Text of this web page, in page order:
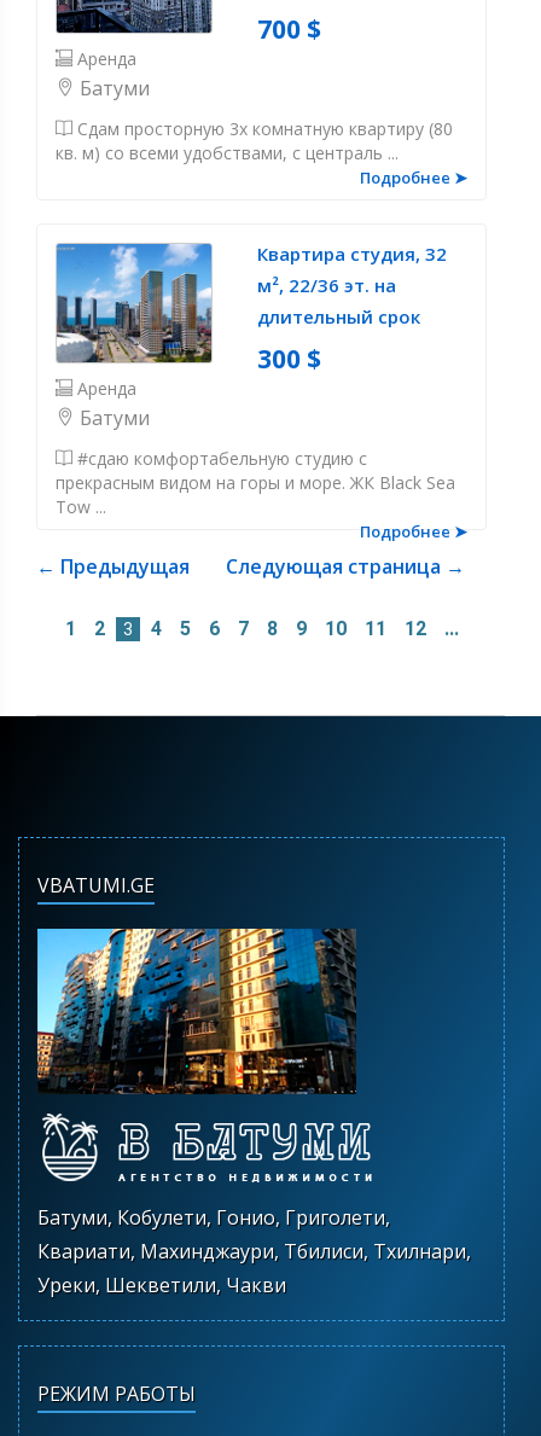
700 $
Аренда
Батуми
Сдам просторную 3х комнатную квартиру (80
кв. м) со всеми удобствами, с централь ...
Подробнее ➤
Квартира студия, 32
м², 22/36 эт. на
длительный срок
300 $
Аренда
Батуми
#сдаю комфортабельную студию с
прекрасным видом на горы и море. ЖК Black Sea
Tow ...
Подробнее ➤
← Предыдущая Следующая страница →
1 2 3 4 5 6 7 8 9 10 11 12 ...
VBATUMI.GE
Батуми, Кобулети, Гонио, Григолети,
Квариати, Махинджаури, Тбилиси, Тхилнари,
Уреки, Шекветили, Чакви
РЕЖИМ РАБОТЫ